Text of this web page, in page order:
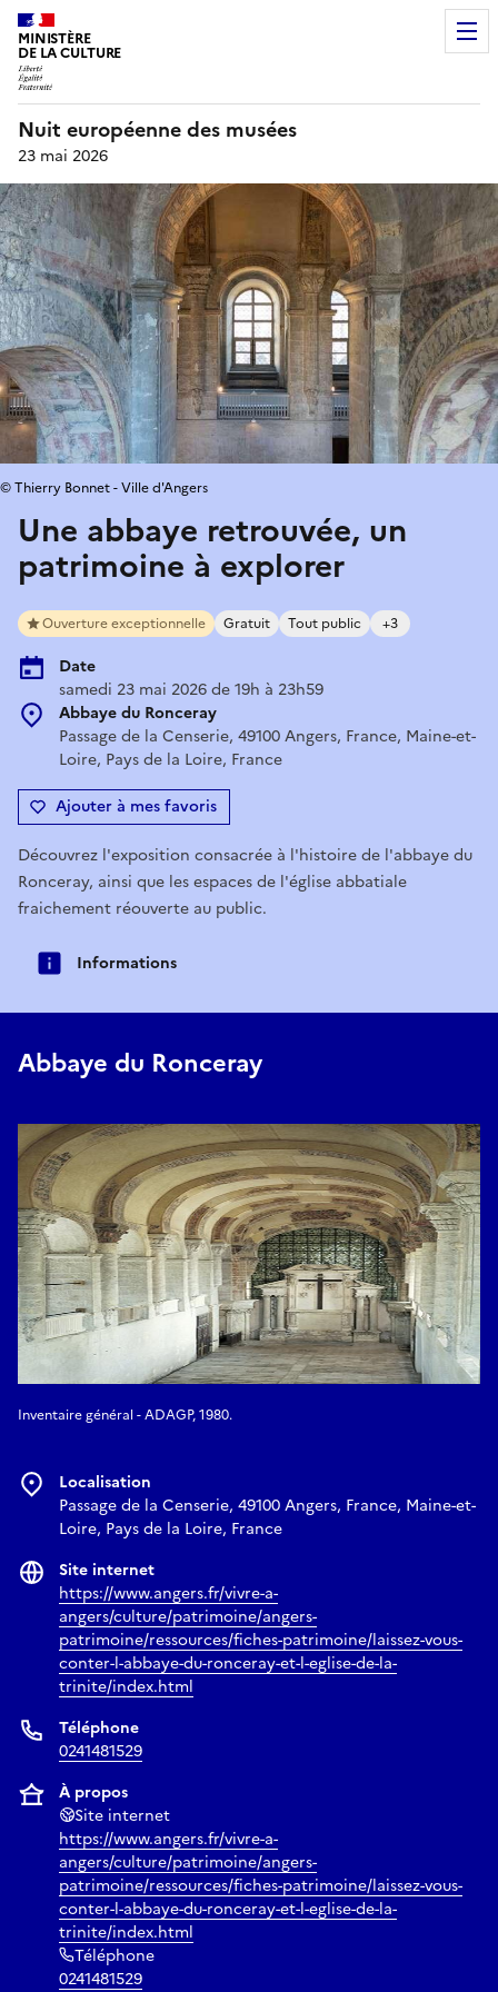
MINISTÈRE
DE LA CULTURE
Nuit européenne des musées
23 mai 2026
Une abbaye retrouvée, un
patrimoine à explorer
Ouverture exceptionnelle Gratuit Tout public +3
Date
samedi 23 mai 2026 de 19h à 23h59
Abbaye du Ronceray
Passage de la Censerie, 49100 Angers, France, Maine-et-
Loire, Pays de la Loire, France
Ajouter à mes favoris
© Thierry Bonnet - Ville d'Angers
Découvrez l'exposition consacrée à l'histoire de l'abbaye du
Ronceray, ainsi que les espaces de l'église abbatiale
fraichement réouverte au public.
Informations
Abbaye du Ronceray
Inventaire général - ADAGP, 1980.
Localisation
Passage de la Censerie, 49100 Angers, France, Maine-et-
Loire, Pays de la Loire, France
Site internet
https://www.angers.fr/vivre-a-
angers/culture/patrimoine/angers-
patrimoine/ressources/fiches-patrimoine/laissez-vous-
conter-l-abbaye-du-ronceray-et-l-eglise-de-la-
trinite/index.html
Téléphone
0241481529
À propos
Site internet
https://www.angers.fr/vivre-a-
angers/culture/patrimoine/angers-
patrimoine/ressources/fiches-patrimoine/laissez-vous-
conter-l-abbaye-du-ronceray-et-l-eglise-de-la-
trinite/index.html
Téléphone
0241481529